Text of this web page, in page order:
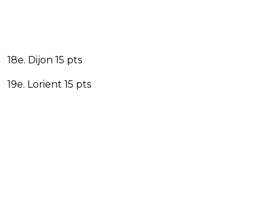
18e. Dijon 15 pts
19e. Lorient 15 pts